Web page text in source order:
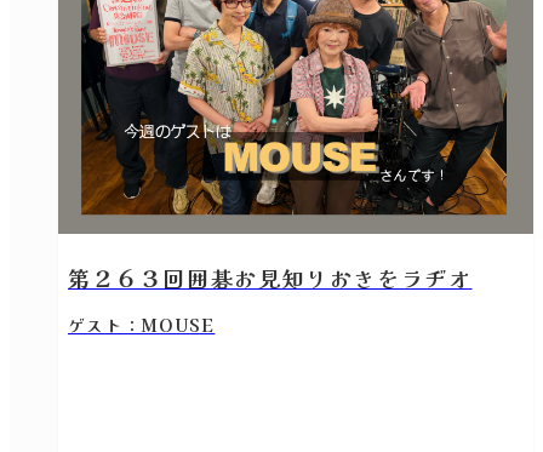
第２６３回囲碁お見知りおきをラヂオ
ゲスト：MOUSE